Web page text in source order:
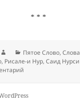
* * *
АвторРубрики
Пятое Слово,Слова
, Рисале-и Нур,Саид Нурси